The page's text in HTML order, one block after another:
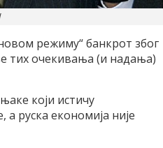
режиму“ банкрот због
тих очекивања (и надања)
који истичу
а руска економија није